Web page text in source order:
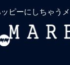
ピーにしちゃう